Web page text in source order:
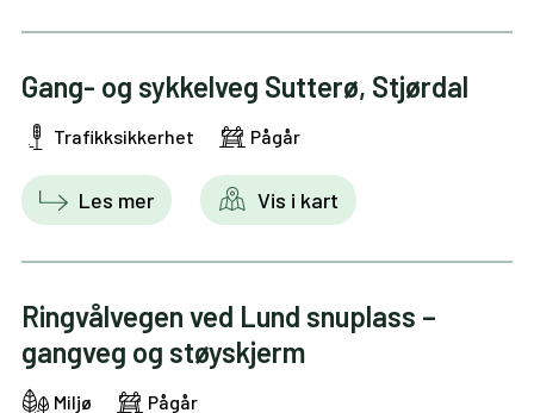
Gang- og sykkelveg Sutterø, Stjørdal
Trafikksikkerhet Pågår
Les mer Vis i kart
Ringvålvegen ved Lund snuplass –
gangveg og støyskjerm
Miljø Pågår